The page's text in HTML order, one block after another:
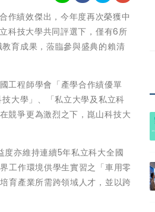
作績效傑出，今年度再次榮獲中
科技大學共同評選下，僅有6所
育成果，蒞臨參與盛典的賴清
工程師學會「產學合作績優單
大學」、「私立大學及私立科
競爭更為激烈之下，崑山科技大
度亦維持連續5年私立科大全國
工作環境供學生實習之「車用零
育產業所需跨領域人才，並以跨